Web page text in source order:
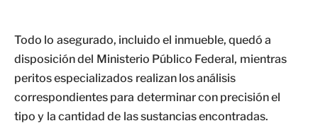
Todo lo asegurado, incluido el inmueble, quedó a
disposición del Ministerio Público Federal, mientras
peritos especializados realizan los análisis
correspondientes para determinar con precisión el
tipo y la cantidad de las sustancias encontradas.